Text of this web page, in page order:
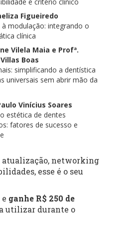
Figueiredo
à modulação: integrando o
clínica
Vilela Maia e Profª.
Boas
simplificando a dentística
universais sem abrir mão da
Vinícius Soares
estética de dentes
fatores de sucesso e
atualização, networking
esse é o seu
ganhe R$ 250 de
utilizar durante o